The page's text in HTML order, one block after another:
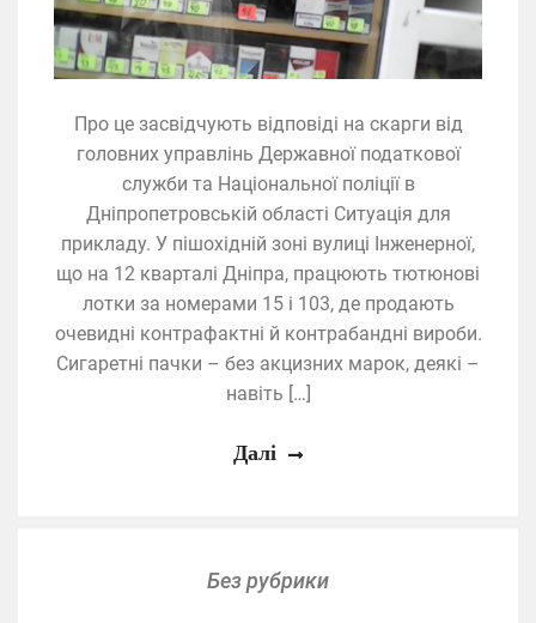
Про це засвідчують відповіді на скарги від
головних управлінь Державної податкової
служби та Національної поліції в
Дніпропетровській області Ситуація для
прикладу. У пішохідній зоні вулиці Інженерної,
що на 12 кварталі Дніпра, працюють тютюнові
лотки за номерами 15 і 103, де продають
очевидні контрафактні й контрабандні вироби.
Сигаретні пачки – без акцизних марок, деякі –
навіть […]
Далі
Без рубрики